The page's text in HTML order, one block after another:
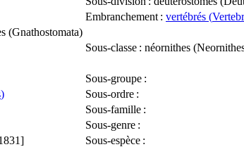
Embranchement : vertébrés (
(Gnathostomata)
Sous-classe : néornithes (
Sous-groupe :
) Sous-ordre :
Sous-famille :
Sous-genre :
Sous-espèce :